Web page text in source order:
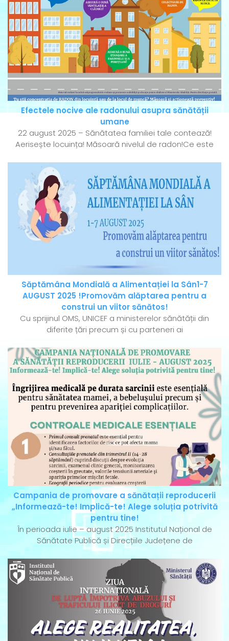
Efectele nocive ale radonului asupra sănătății
umane
22 august 2025 – Sănătatea familiei tale contează!
Aerisește locuința! Măsoară nivelul de radon!Ce este
Săptămâna Mondială a Alimentației la Sân1-7
AUGUST 2025 !Promovăm alăptarea pentru a
construi un viitor sănătos!
Cu sprijinul OMS, UNICEF a ministerelor sănătății din
diferite țări precum și cu parteneri ai
Campania de promovare a sănătații reproducerii
„Informează-te! Implică-te! Alege soluția potrivită
pentru tine!
În perioada iulie – august 2025 Institutul Național de
Sănătate Publică și Direcțiile Județene de